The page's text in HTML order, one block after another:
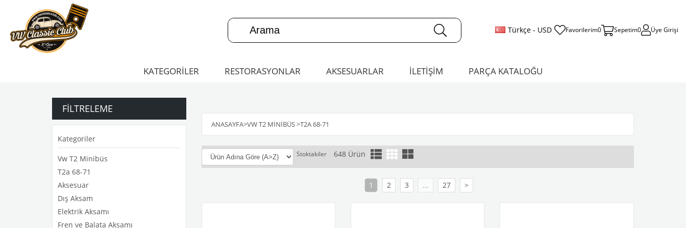
Türkçe - USD Favorilerim0 Sepetim0 Üye Girişi
KATEGORİLER RESTORASYONLAR AKSESUARLAR İLETİŞİM PARÇA KATALOĞU
FILTRELEME
Kategoriler
Vw T2 Minibüs
T2a 68-71
Aksesuar
Dış Aksam
Elektrik Aksamı
Fren ve Balata Aksamı
ANASAYFA>VW T2 MINIBÜS>T2A 68-71
Stoktakiler 648 Ürün
1 2 3 ... 27 >